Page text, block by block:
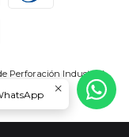
Perforación Industrial